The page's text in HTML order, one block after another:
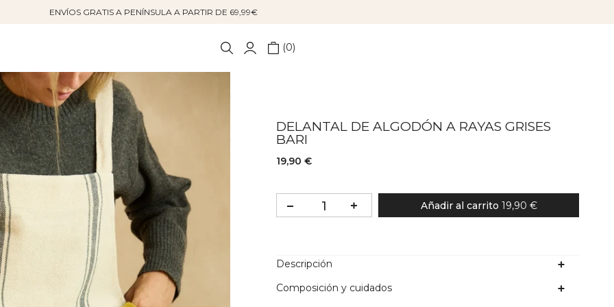
ENVÍOS GRATIS A PENÍNSULA A PARTIR DE 69,99€
0
DELANTAL DE ALGODÓN A RAYAS GRISES
BARI
19,90 €
Añadir al carrito 19,90 €
Descripción
Composición y cuidados